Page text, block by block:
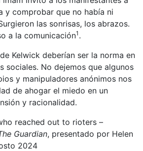
y comprobar que no había ni
las sonrisas, los abrazos.
a la comunicación1 .
Kelwick deberían ser la norma en
sociales. No dejemos que algunos
y manipuladores anónimos nos
de ahogar el miedo en un
y racionalidad.
reached out to rioters –
Guardian, presentado por Helen
2024